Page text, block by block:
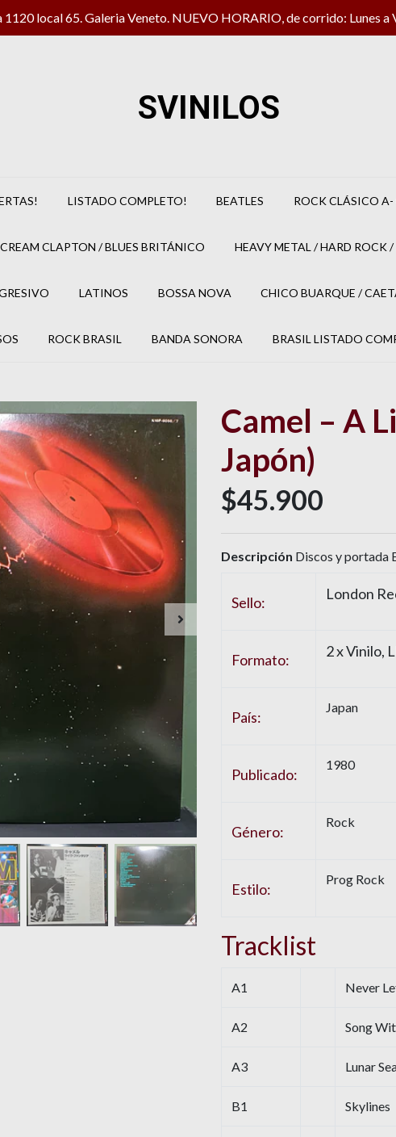
local 65. Galeria Veneto. NUEVO HORARIO, de corrido: Lunes a
SVINILOS
LISTADO COMPLETO! BEATLES ROCK CLÁSICO A-
CREAM CLAPTON / BLUES BRITÁNICO HEAVY METAL / HARD ROCK
LATINOS BOSSA NOVA CHICO BUARQUE /
ROCK BRASIL BANDA SONORA BRASIL LISTADO
Camel – A
Japón)
$45.900
Descripción Discos y portada
Sello: London
Formato: 2 x Vinilo,
País:
Japan
Publicado:
1980
Género:
Rock
Estilo:
Prog Rock
Tracklist
A1 Never
A2 Song
A3 Lunar
B1 Skylines